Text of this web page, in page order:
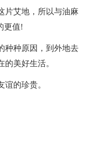
片艾地，所以与油麻
更值!
种种原因，到外地去
美好生活。
的珍贵。